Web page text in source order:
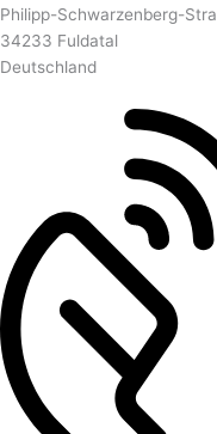
Philipp-Schwarzenberg-
34233 Fuldatal
Deutschland